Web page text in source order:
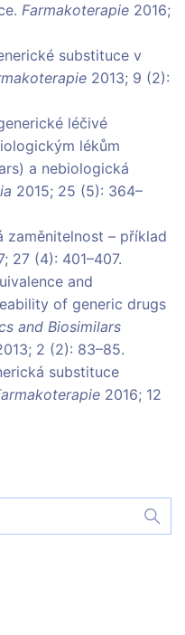
Farmakoterapie 2016;
substituce v
2013; 9 (2):
léčivé
lékům
a nebiologická
2015; 25 (5): 364–
zaměnitelnost – příklad
27 (4): 401–407.
and
of generic drugs
and Biosimilars
2 (2): 83–85.
substituce
2016; 12